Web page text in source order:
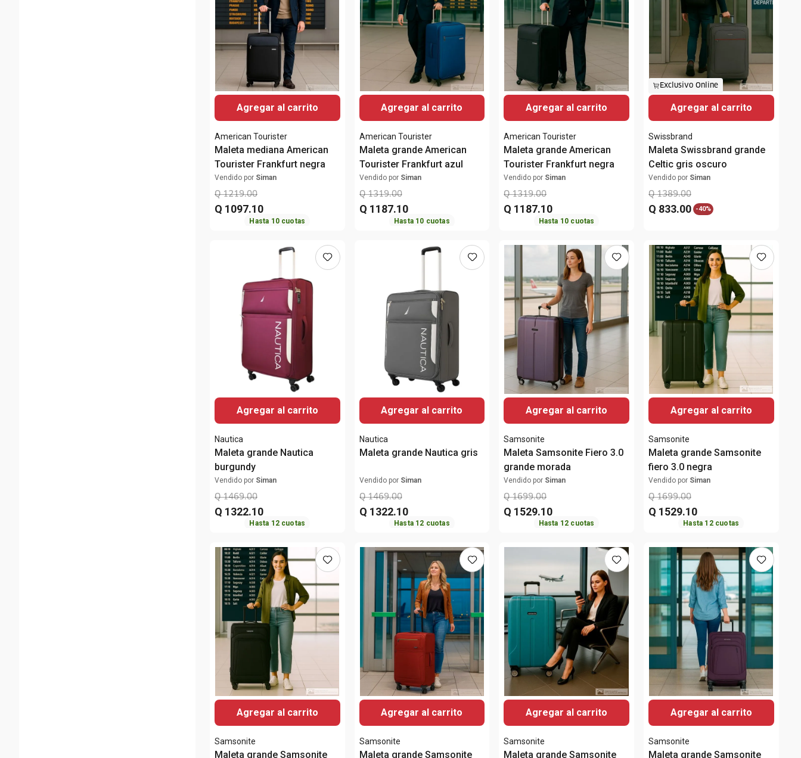
Agregar al carrito
American Tourister
Maleta mediana American
Tourister Frankfurt negra
Vendido por Siman
Q 1219.00
Q 1097.10
Hasta 10 cuotas
Agregar al carrito
American Tourister
Maleta grande American
Tourister Frankfurt azul
Vendido por Siman
Q 1319.00
Q 1187.10
Hasta 10 cuotas
Agregar al carrito
American Tourister
Maleta grande American
Tourister Frankfurt negra
Vendido por Siman
Q 1319.00
Q 1187.10
Hasta 10 cuotas
Exclusivo Online
Agregar al carrito
Swissbrand
Maleta Swissbrand grande
Celtic gris oscuro
Vendido por Siman
Q 1389.00
Q 833.00 -40%
Agregar al carrito
Nautica
Maleta grande Nautica
burgundy
Vendido por Siman
Q 1469.00
Q 1322.10
Hasta 12 cuotas
Agregar al carrito
Nautica
Maleta grande Nautica gris
Vendido por Siman
Q 1469.00
Q 1322.10
Hasta 12 cuotas
Agregar al carrito
Samsonite
Maleta Samsonite Fiero 3.0
grande morada
Vendido por Siman
Q 1699.00
Q 1529.10
Hasta 12 cuotas
Agregar al carrito
Samsonite
Maleta grande Samsonite
fiero 3.0 negra
Vendido por Siman
Q 1699.00
Q 1529.10
Hasta 12 cuotas
Agregar al carrito
Samsonite
Maleta grande Samsonite
Agregar al carrito
Samsonite
Maleta grande Samsonite
Agregar al carrito
Samsonite
Maleta grande Samsonite
Agregar al carrito
Samsonite
Maleta grande Samsonite